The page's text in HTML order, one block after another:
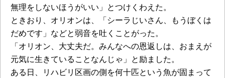
無理をしないほうがいい」とつけくわえた。
ときおり、オリオンは、「シーラじいさん、もうぼくは
だめです」などと弱音を吐くことがった。
「オリオン、大丈夫だ。みんなへの恩返しは、おまえが
元気に生きていることなんじゃ」と励ました。
ある日、リハビリ区画の側を何十匹という魚が固まって